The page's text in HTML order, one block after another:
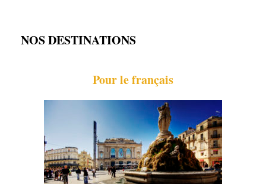
NOS DESTINATIONS
Pour le français